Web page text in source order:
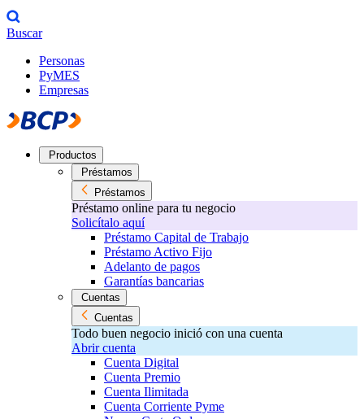
Buscar
Personas
PyMES
Empresas
Productos
Préstamos
Préstamos
Préstamo online para tu negocio
Solicítalo aquí
Préstamo Capital de Trabajo
Préstamo Activo Fijo
Adelanto de pagos
Garantías bancarias
Cuentas
Cuentas
Todo buen negocio inició con una cuenta
Abrir cuenta
Cuenta Digital
Cuenta Premio
Cuenta Ilimitada
Cuenta Corriente Pyme